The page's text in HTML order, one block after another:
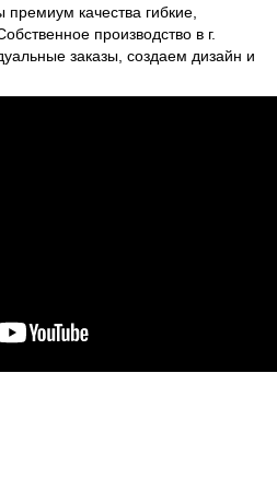
качества гибкие,
производство в г.
заказы, создаем дизайн и